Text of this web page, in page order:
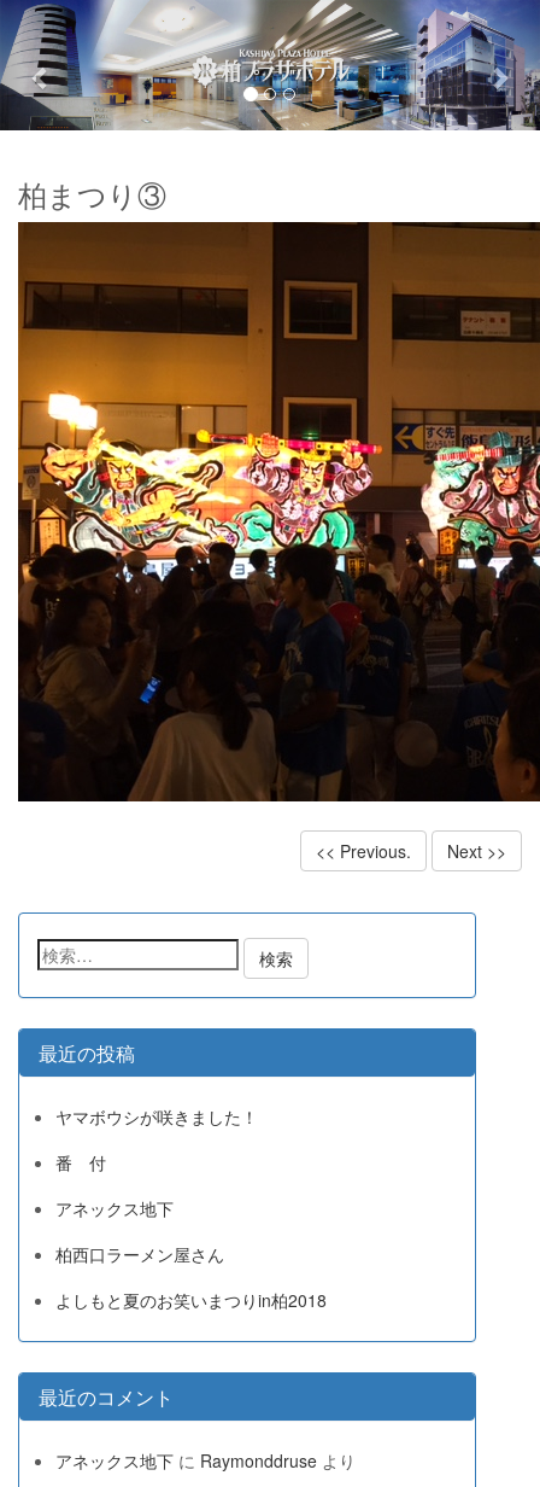
Previous
柏まつり③
<< Previous. Next >>
検
索:
最近の投稿
ヤマボウシが咲きました！
番 付
アネックス地下
柏西口ラーメン屋さん
よしもと夏のお笑いまつりin柏2018
最近のコメント
アネックス地下 に Raymonddruse より